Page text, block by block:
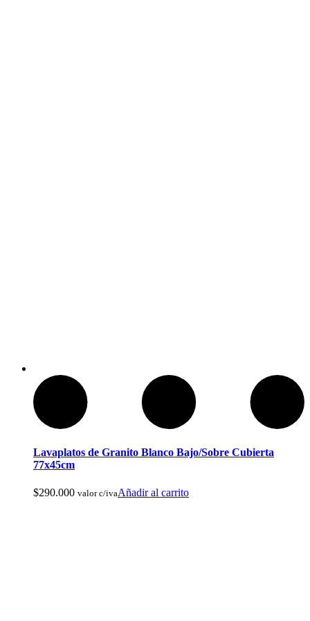
Lavaplatos de Granito Blanco Bajo/Sobre Cubierta
77x45cm
$290.000 valor c/ivaAñadir al carrito